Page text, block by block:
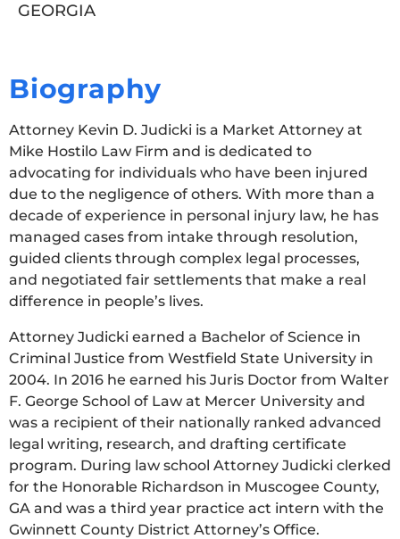
GEORGIA
Biography
Attorney Kevin D. Judicki is a Market Attorney at
Mike Hostilo Law Firm and is dedicated to
advocating for individuals who have been injured
due to the negligence of others. With more than a
decade of experience in personal injury law, he has
managed cases from intake through resolution,
guided clients through complex legal processes,
and negotiated fair settlements that make a real
difference in people’s lives.
Attorney Judicki earned a Bachelor of Science in
Criminal Justice from Westfield State University in
2004. In 2016 he earned his Juris Doctor from Walter
F. George School of Law at Mercer University and
was a recipient of their nationally ranked advanced
legal writing, research, and drafting certificate
program. During law school Attorney Judicki clerked
for the Honorable Richardson in Muscogee County,
GA and was a third year practice act intern with the
Gwinnett County District Attorney’s Office.